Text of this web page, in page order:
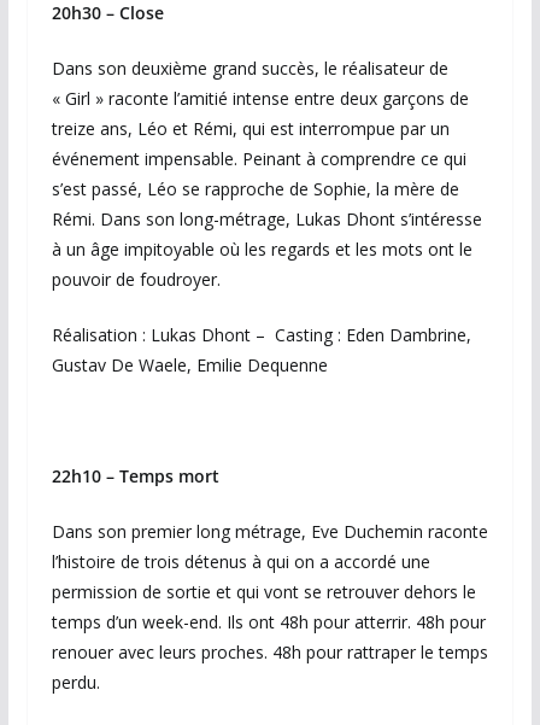
20h30 – Close
Dans son deuxième grand succès, le réalisateur de
« Girl » raconte l’amitié intense entre deux garçons de
treize ans, Léo et Rémi, qui est interrompue par un
événement impensable. Peinant à comprendre ce qui
s’est passé, Léo se rapproche de Sophie, la mère de
Rémi. Dans son long-métrage, Lukas Dhont s’intéresse
à un âge impitoyable où les regards et les mots ont le
pouvoir de foudroyer.
Réalisation : Lukas Dhont – Casting : Eden Dambrine,
Gustav De Waele, Emilie Dequenne
22h10 – Temps mort
Dans son premier long métrage, Eve Duchemin raconte
l’histoire de trois détenus à qui on a accordé une
permission de sortie et qui vont se retrouver dehors le
temps d’un week-end. Ils ont 48h pour atterrir. 48h pour
renouer avec leurs proches. 48h pour rattraper le temps
perdu.